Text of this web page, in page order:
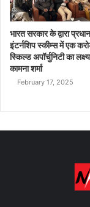
भारत सरकार के द्वारा
इंटर्नशिप स्कीम्स में एक
स्किल्ड अपॉर्चुनिटी का लक्ष्य
कामना शर्मा
February 17, 2025